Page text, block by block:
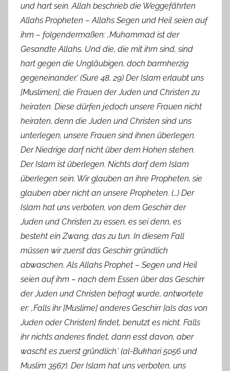
und hart sein. Allah beschrieb die Weggefährten
Allahs Propheten – Allahs Segen und Heil seien auf
ihm – folgendermaßen: ‚Muhammad ist der
Gesandte Allahs. Und die, die mit ihm sind, sind
hart gegen die Ungläubigen, doch barmherzig
gegeneinander.‘ (Sure 48, 29) Der Islam erlaubt uns
[Muslimen], die Frauen der Juden und Christen zu
heiraten. Diese dürfen jedoch unsere Frauen nicht
heiraten, denn die Juden und Christen sind uns
unterlegen, unsere Frauen sind ihnen überlegen.
Der Niedrige darf nicht über dem Hohen stehen.
Der Islam ist überlegen. Nichts darf dem Islam
überlegen sein. Wir glauben an ihre Propheten, sie
glauben aber nicht an unsere Propheten. (…) Der
Islam hat uns verboten, von dem Geschirr der
Juden und Christen zu essen, es sei denn, es
besteht ein Zwang, das zu tun. In diesem Fall
müssen wir zuerst das Geschirr gründlich
abwaschen. Als Allahs Prophet – Segen und Heil
seien auf ihm – nach dem Essen über das Geschirr
der Juden und Christen befragt wurde, antwortete
er: ‚Falls ihr [Muslime] anderes Geschirr [als das von
Juden oder Christen] findet, benutzt es nicht. Falls
ihr nichts anderes findet, dann esst davon, aber
wascht es zuerst gründlich.‘ (al-Bukhari 5056 und
Muslim 3567). Der Islam hat uns verboten, uns